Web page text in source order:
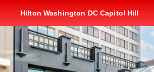
Hilton Washington DC Capitol Hill